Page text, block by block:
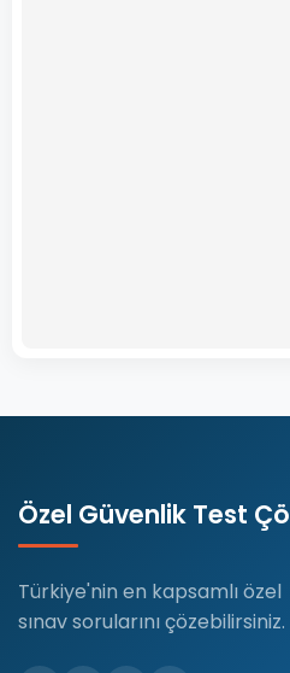
Özel Güvenlik Test
Türkiye'nin en kapsamlı özel
sınav sorularını çözebilirsiniz.